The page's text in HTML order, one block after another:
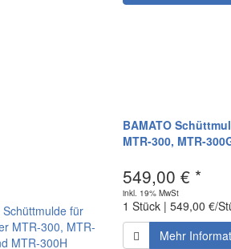
BAMATO
MTR-300, MTR-
549,00 € *
inkl. 19% MwSt
1 Stück | 549,00 €/
Mehr